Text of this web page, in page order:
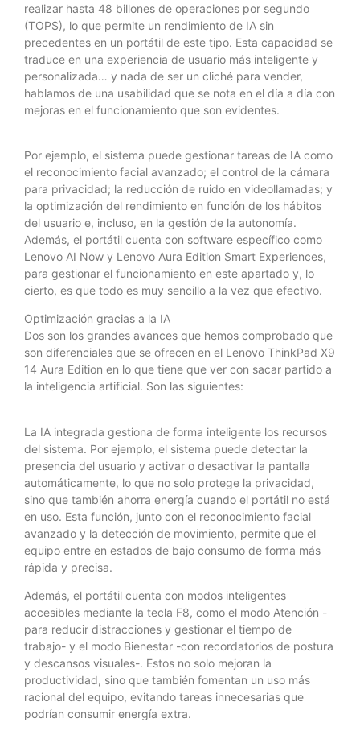
realizar hasta 48 billones de operaciones por segundo
(TOPS), lo que permite un rendimiento de IA sin
precedentes en un portátil de este tipo. Esta capacidad se
traduce en una experiencia de usuario más inteligente y
personalizada… y nada de ser un cliché para vender,
hablamos de una usabilidad que se nota en el día a día con
mejoras en el funcionamiento que son evidentes.
Por ejemplo, el sistema puede gestionar tareas de IA como
el reconocimiento facial avanzado; el control de la cámara
para privacidad; la reducción de ruido en videollamadas; y
la optimización del rendimiento en función de los hábitos
del usuario e, incluso, en la gestión de la autonomía.
Además, el portátil cuenta con software específico como
Lenovo AI Now y Lenovo Aura Edition Smart Experiences,
para gestionar el funcionamiento en este apartado y, lo
cierto, es que todo es muy sencillo a la vez que efectivo.
Optimización gracias a la IA
Dos son los grandes avances que hemos comprobado que
son diferenciales que se ofrecen en el Lenovo ThinkPad X9
14 Aura Edition en lo que tiene que ver con sacar partido a
la inteligencia artificial. Son las siguientes:
La IA integrada gestiona de forma inteligente los recursos
del sistema. Por ejemplo, el sistema puede detectar la
presencia del usuario y activar o desactivar la pantalla
automáticamente, lo que no solo protege la privacidad,
sino que también ahorra energía cuando el portátil no está
en uso. Esta función, junto con el reconocimiento facial
avanzado y la detección de movimiento, permite que el
equipo entre en estados de bajo consumo de forma más
rápida y precisa.
Además, el portátil cuenta con modos inteligentes
accesibles mediante la tecla F8, como el modo Atención -
para reducir distracciones y gestionar el tiempo de
trabajo- y el modo Bienestar -con recordatorios de postura
y descansos visuales-. Estos no solo mejoran la
productividad, sino que también fomentan un uso más
racional del equipo, evitando tareas innecesarias que
podrían consumir energía extra.